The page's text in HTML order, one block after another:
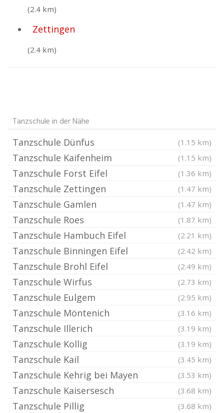
(2.4 km)
Zettingen
(2.4 km)
Tanzschule in der Nähe
Tanzschule Dünfus (1.15 km)
Tanzschule Kaifenheim (1.15 km)
Tanzschule Forst Eifel (1.36 km)
Tanzschule Zettingen (1.47 km)
Tanzschule Gamlen (1.47 km)
Tanzschule Roes (1.87 km)
Tanzschule Hambuch Eifel (2.21 km)
Tanzschule Binningen Eifel (2.42 km)
Tanzschule Brohl Eifel (2.49 km)
Tanzschule Wirfus (2.73 km)
Tanzschule Eulgem (2.95 km)
Tanzschule Möntenich (3.16 km)
Tanzschule Illerich (3.19 km)
Tanzschule Kollig (3.19 km)
Tanzschule Kail (3.45 km)
Tanzschule Kehrig bei Mayen (3.53 km)
Tanzschule Kaisersesch (3.68 km)
Tanzschule Pillig (3.68 km)